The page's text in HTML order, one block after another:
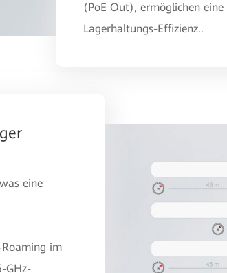
(PoE Out), ermöglichen
Lagerhaltungs-Effizienz..
eine
im
GHz-